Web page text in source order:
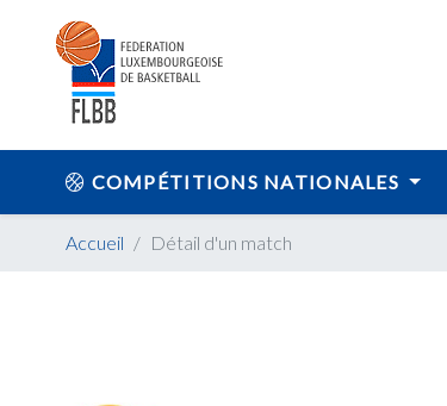
COMPÉTITIONS NATIONALES
Accueil Détail d'un match